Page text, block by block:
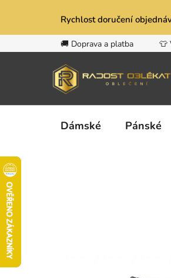
obsah
Rychlost doručení
🚚 Doprava a platba 👕
Dámské Pánské